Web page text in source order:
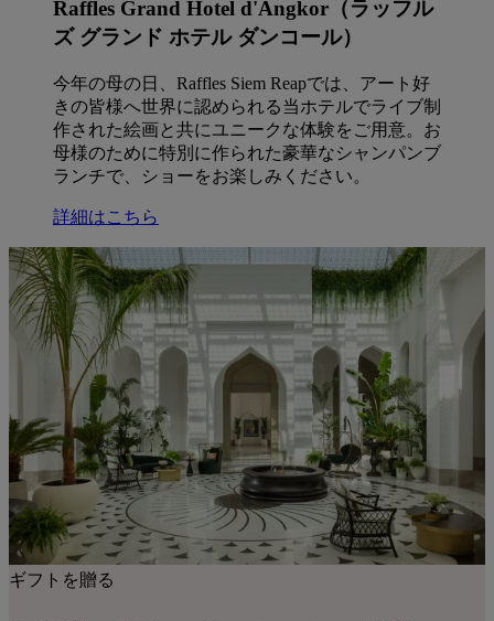
Raffles Grand Hotel d'Angkor（ラッフル
ズ グランド ホテル ダンコール）
今年の母の日、Raffles Siem Reapでは、アート好
きの皆様へ世界に認められる当ホテルでライブ制
作された絵画と共にユニークな体験をご用意。お
母様のために特別に作られた豪華なシャンパンブ
ランチで、ショーをお楽しみください。
詳細はこちら
ギフトを贈る